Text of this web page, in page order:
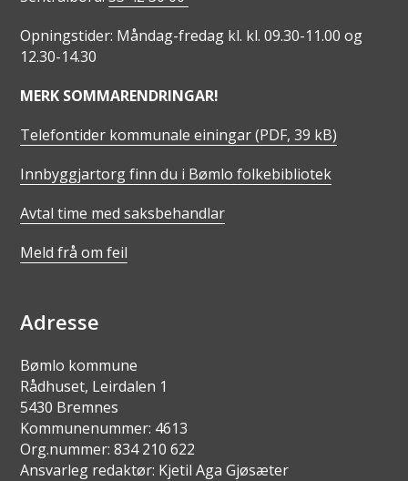
Opningstider: Måndag-fredag kl. kl. 09.30-11.00 og
12.30-14.30
MERK SOMMARENDRINGAR!
Telefontider kommunale einingar(PDF, 39 kB)
Innbyggjartorg finn du i Bømlo folkebibliotek
Avtal time med saksbehandlar
Meld frå om feil
Adresse
Bømlo kommune
Rådhuset, Leirdalen 1
5430 Bremnes
Kommunenummer: 4613
Org.nummer: 834 210 622
Ansvarleg redaktør: Kjetil Aga Gjøsæter